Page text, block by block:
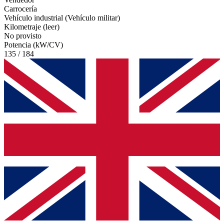
Carrocería
Vehículo industrial (Vehículo militar)
Kilometraje (leer)
No provisto
Potencia (kW/CV)
135 / 184